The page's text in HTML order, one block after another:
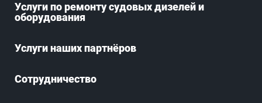
Услуги по ремонту судовых дизелей и
оборудования
Услуги наших партнёров
Сотрудничество